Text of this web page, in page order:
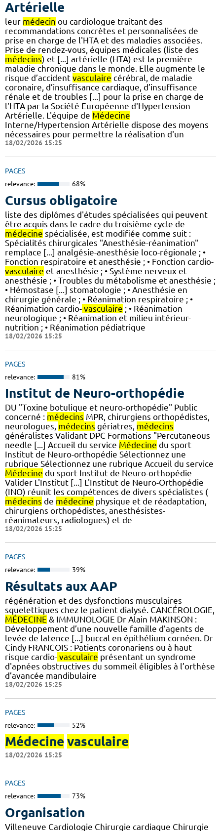
Artérielle
leur médecin ou cardiologue traitant des
recommandations concrètes et personnalisées de
prise en charge de l'HTA et des maladies associées.
Prise de rendez-vous, équipes médicales (liste des
médecins) et [...] artérielle (HTA) est la première
maladie chronique dans le monde. Elle augmente le
risque d’accident vasculaire cérébral, de maladie
coronaire, d’insuffisance cardiaque, d’insuffisance
rénale et de troubles [...] pour la prise en charge de
l'HTA par la Société Européenne d'Hypertension
Artérielle. L'équipe de Médecine
Interne/Hypertension Artérielle dispose des moyens
nécessaires pour permettre la réalisation d'un
18/02/2026 15:25
PAGES
relevance: 68%
Cursus obligatoire
liste des diplômes d'études spécialisées qui peuvent
être acquis dans le cadre du troisième cycle de
médecine spécialisée, est modifiée comme suit :
Spécialités chirurgicales "Anesthésie-réanimation"
remplace [...] analgésie-anesthésie loco-régionale ; •
Fonction respiratoire et anesthésie ; • Fonction cardio-
vasculaire et anesthésie ; • Système nerveux et
anesthésie ; • Troubles du métabolisme et anesthésie ;
• Hémostase [...] stomatologie ; • Anesthésie en
chirurgie générale ; • Réanimation respiratoire ; •
Réanimation cardio- vasculaire ; • Réanimation
neurologique ; • Réanimation et milieu intérieur-
nutrition ; • Réanimation pédiatrique
18/02/2026 15:25
PAGES
relevance: 81%
Institut de Neuro-orthopédie
DU "Toxine botulique et neuro-orthopédie" Public
concerné : médecins MPR, chirurgiens orthopédistes,
neurologues, médecins gériatres, médecins
généralistes Validant DPC Formations "Percutaneous
needle [...] Accueil du service Médecine du sport
Institut de Neuro-orthopédie Sélectionnez une
rubrique Sélectionnez une rubrique Accueil du service
Médecine du sport Institut de Neuro-orthopédie
Valider L'Institut [...] L'Institut de Neuro-Orthopédie
(INO) réunit les compétences de divers spécialistes (
médecins de médecine physique et de réadaptation,
chirurgiens orthopédistes, anesthésistes-
réanimateurs, radiologues) et de
18/02/2026 15:25
PAGES
relevance: 39%
Résultats aux AAP
régénération et des dysfonctions musculaires
squelettiques chez le patient dialysé. CANCÉROLOGIE,
MÉDECINE & IMMUNOLOGIE Dr Alain MAKINSON :
Développement d’une nouvelle famille d’agents de
levée de latence [...] buccal en épithélium cornéen. Dr
Cindy FRANCOIS : Patients coronariens ou à haut
risque cardio- vasculaire présentant un syndrome
d'apnées obstructives du sommeil éligibles à l’orthèse
d’avancée mandibulaire
18/02/2026 15:25
PAGES
relevance: 52%
Médecine vasculaire
18/02/2026 15:25
PAGES
relevance: 73%
Organisation
Villeneuve Cardiologie Chirurgie cardiaque Chirurgie